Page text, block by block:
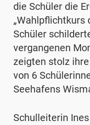
die Schüler die
„Wahlpflichtkurs
Schüler
vergangenen
zeigten stolz
von 6
Seehafens
Schulleiterin